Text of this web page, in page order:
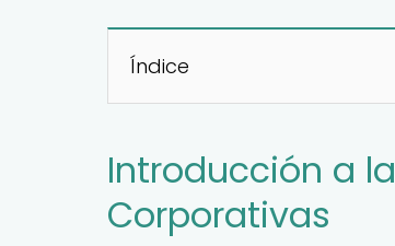
Índice
Introducción a
Corporativas